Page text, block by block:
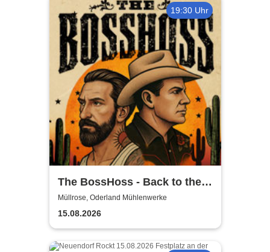
19:30 Uhr
The BossHoss - Back to the
Boots - LIVE - Summer 2026
Müllrose, Oderland Mühlenwerke
15.08.2026